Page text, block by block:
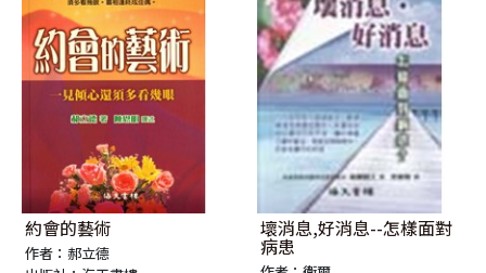
約會的藝術
作者：郝立德
壞消息,好消息--怎樣面對
病患